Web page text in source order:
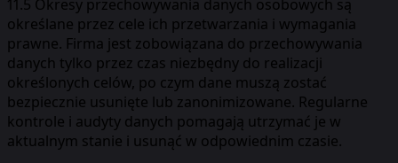
11.5 Okresy przechowywania danych osobowych są
określane przez cele ich przetwarzania i wymagania
prawne. Firma jest zobowiązana do przechowywania
danych tylko przez czas niezbędny do realizacji
określonych celów, po czym dane muszą zostać
bezpiecznie usunięte lub zanonimizowane. Regularne
kontrole i audyty danych pomagają utrzymać je w
aktualnym stanie i usunąć w odpowiednim czasie.